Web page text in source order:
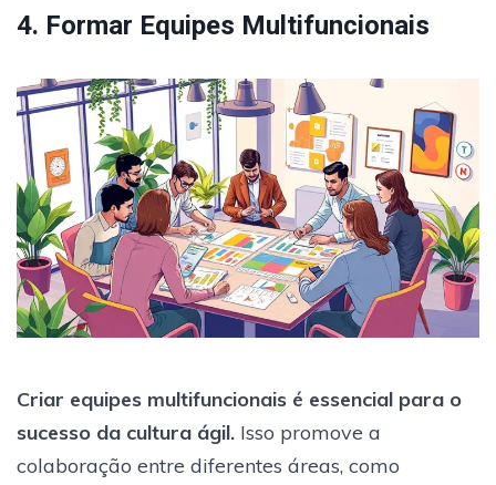
4. Formar Equipes Multifuncionais
Criar equipes multifuncionais é essencial para o
sucesso da cultura ágil. Isso promove a
colaboração entre diferentes áreas, como